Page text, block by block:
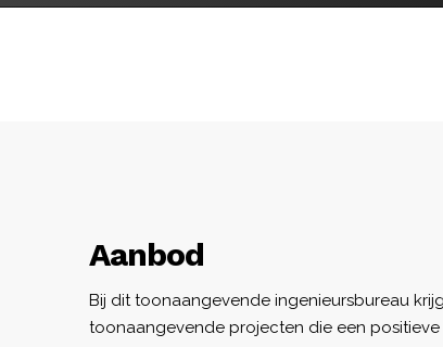
Aanbod
Bij dit toonaangevende ingenieursbureau
toonaangevende projecten die een